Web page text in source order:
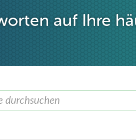
auf Ihre